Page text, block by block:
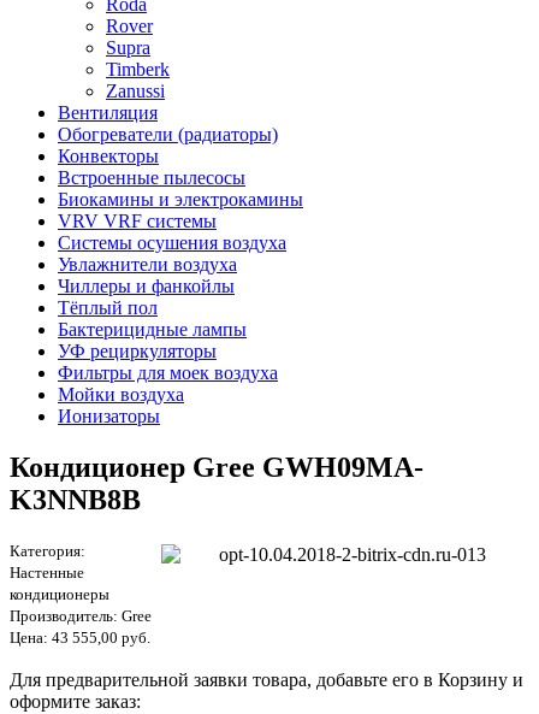
Rover
Supra
Timberk
Zanussi
Вентиляция
Обогреватели (радиаторы)
Конвекторы
Встроенные пылесосы
Биокамины и электрокамины
VRV VRF системы
Системы осушения воздуха
Увлажнители воздуха
Чиллеры и фанкойлы
Тёплый пол
Бактерицидные лампы
УФ рециркуляторы
Фильтры для моек воздуха
Мойки воздуха
Ионизаторы
Кондиционер Gree GWH09MA-
K3NNB8B
Категория:
Настенные
кондиционеры
Производитель: Gree
Цена: 43 555,00 руб.
Для предварительной заявки товара, добавьте его в Корзину и
оформите заказ: